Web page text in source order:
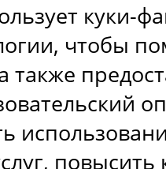
куки-
чтобы
также
повысить